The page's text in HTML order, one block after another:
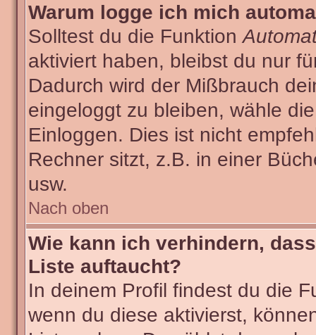
Warum logge ich mich
Solltest du die Funktion
aktiviert haben, bleibst du nur
Dadurch wird der Mißbrauch
eingeloggt zu bleiben, wähle
Einloggen. Dies ist nicht
Rechner sitzt, z.B. in einer
usw.
Nach oben
Wie kann ich verhindern,
Liste auftaucht?
In deinem Profil findest du die
wenn du diese aktivierst,